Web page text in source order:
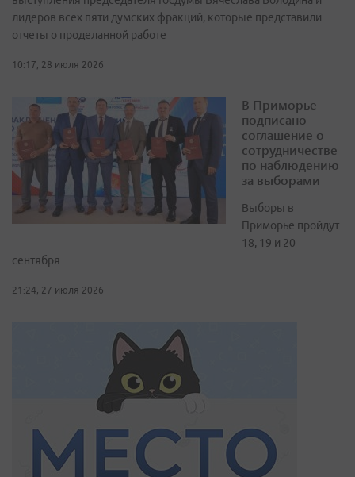
лидеров всех пяти думских фракций, которые представили
отчеты о проделанной работе
10:17, 28 июля 2026
В Приморье
подписано
соглашение о
сотрудничестве
по наблюдению
за выборами
Выборы в
Приморье пройдут
18, 19 и 20
сентября
21:24, 27 июля 2026